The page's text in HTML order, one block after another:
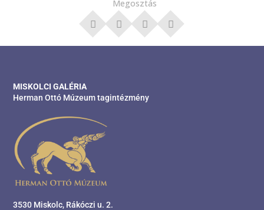
Megosztás
MISKOLCI GALÉRIA
Herman Ottó Múzeum tagintézmény
3530 Miskolc, Rákóczi u. 2.